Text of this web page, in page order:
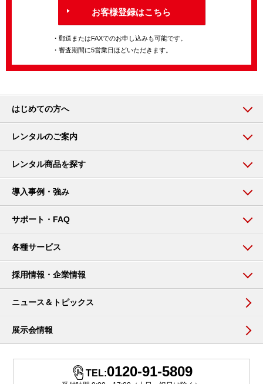
お客様登録はこちら
・郵送またはFAXでのお申し込みも可能です。
・審査期間に5営業日ほどいただきます。
はじめての方へ
レンタルのご案内
レンタル商品を探す
導入事例・強み
サポート・FAQ
各種サービス
採用情報・企業情報
ニュース＆トピックス
展示会情報
TEL:0120-91-5809